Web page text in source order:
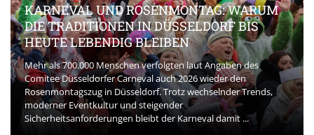
KARNEVAL UND ROSENMONTAG: WARUM
DIE TRADITIONEN IN DÜSSELDORF BIS
HEUTE LEBENDIG BLEIBEN
Mehr als 700.000 Menschen verfolgten laut Angaben des
Comitee Düsseldorfer Carneval auch 2026 wieder den
Rosenmontagszug in Düsseldorf. Trotz wechselnder Trends,
moderner Eventkultur und steigender
Sicherheitsanforderungen bleibt der Karneval damit ...